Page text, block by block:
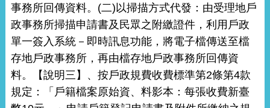
事務所回傳資料。(二)以掃描方式代發：由受理地戶
政事務所掃描申請書及民眾之附繳證件，利用戶政
單一簽入系統－即時訊息功能，將電子檔傳送至檔
存地戶政事務所，再由檔存地戶政事務所回傳資
料。【說明三】、按戶政規費收費標準第2條第4款
規定：「戶籍檔案原始資、料影本：每張收費新臺